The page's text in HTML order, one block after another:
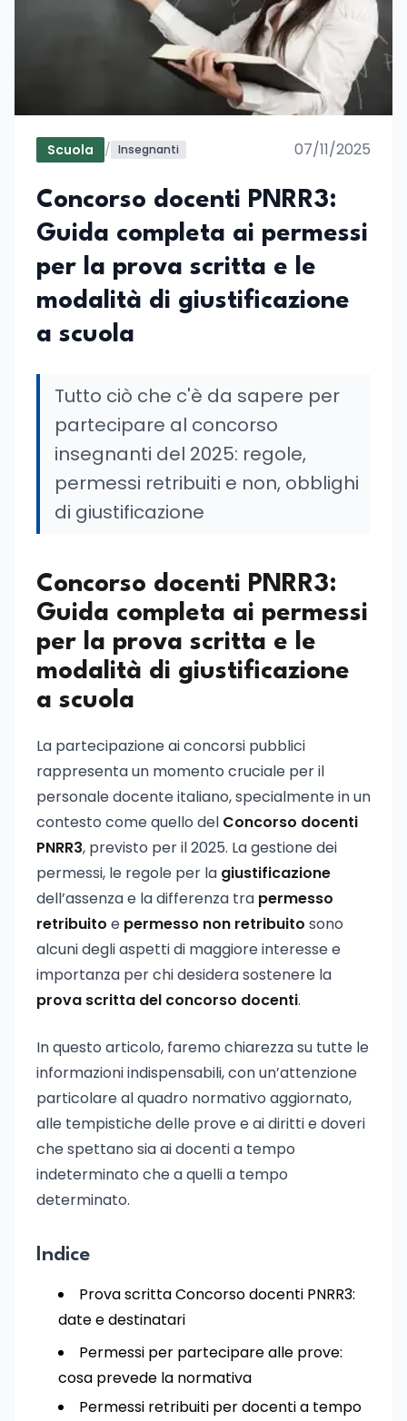
Scuola / Insegnanti 07/11/2025
Concorso docenti PNRR3:
Guida completa ai permessi
per la prova scritta e le
modalità di giustificazione
a scuola
Tutto ciò che c'è da sapere per
partecipare al concorso
insegnanti del 2025: regole,
permessi retribuiti e non, obblighi
di giustificazione
Concorso docenti PNRR3:
Guida completa ai permessi
per la prova scritta e le
modalità di giustificazione
a scuola
La partecipazione ai concorsi pubblici
rappresenta un momento cruciale per il
personale docente italiano, specialmente in un
contesto come quello del Concorso docenti
PNRR3, previsto per il 2025. La gestione dei
permessi, le regole per la giustificazione
dell’assenza e la differenza tra permesso
retribuito e permesso non retribuito sono
alcuni degli aspetti di maggiore interesse e
importanza per chi desidera sostenere la
prova scritta del concorso docenti.
In questo articolo, faremo chiarezza su tutte le
informazioni indispensabili, con un’attenzione
particolare al quadro normativo aggiornato,
alle tempistiche delle prove e ai diritti e doveri
che spettano sia ai docenti a tempo
indeterminato che a quelli a tempo
determinato.
Indice
Prova scritta Concorso docenti PNRR3:
date e destinatari
Permessi per partecipare alle prove:
cosa prevede la normativa
Permessi retribuiti per docenti a tempo